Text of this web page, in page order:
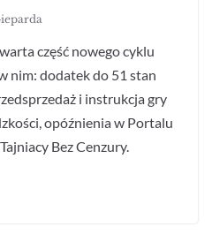
część nowego cyklu
nim: dodatek do 51 stan
i instrukcja gry
opóźnienia w Portalu
Bez Cenzury.